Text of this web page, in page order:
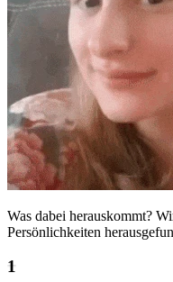
Was dabei herauskommt?
Persönlichkeiten